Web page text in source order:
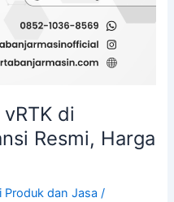
di
Resmi, Harga
Produk dan Jasa /